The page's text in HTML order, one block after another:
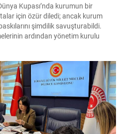
Kupası’nda kurumun bir
için özür diledi; ancak kurum
şimdilik savuşturabildi.
ardından yönetim kurulu
tekliflerinin ortaya çıkışı, yoğun